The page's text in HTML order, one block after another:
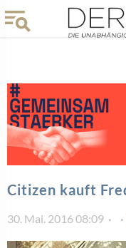
Citizen kauft
30. Mai. 2016 08:09